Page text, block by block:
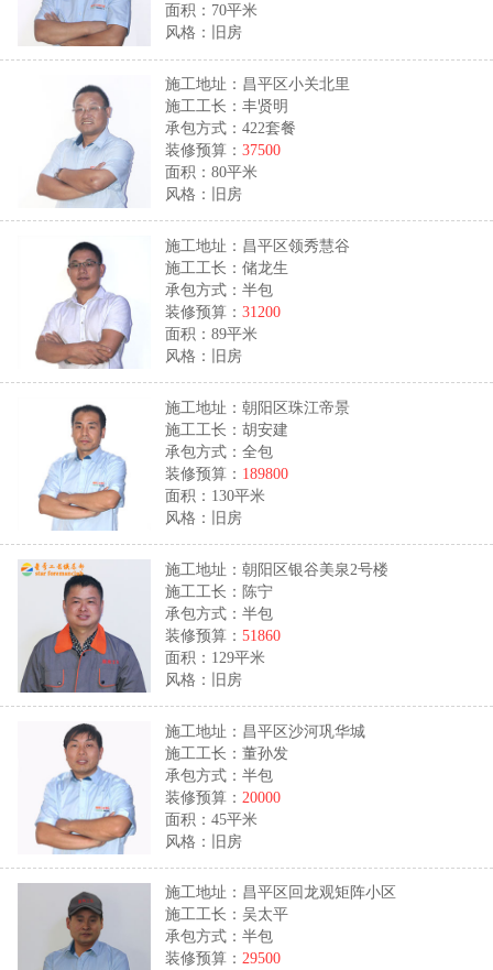
面积：70平米
风格：旧房
施工地址：昌平区小关北里
施工工长：丰贤明
承包方式：422套餐
装修预算：37500
面积：80平米
风格：旧房
施工地址：昌平区领秀慧谷
施工工长：储龙生
承包方式：半包
装修预算：31200
面积：89平米
风格：旧房
施工地址：朝阳区珠江帝景
施工工长：胡安建
承包方式：全包
装修预算： 189800
面积：130平米
风格：旧房
施工地址：朝阳区银谷美泉2号楼
施工工长：陈宁
承包方式：半包
装修预算：51860
面积：129平米
风格：旧房
施工地址：昌平区沙河巩华城
施工工长：董孙发
承包方式：半包
装修预算： 20000
面积：45平米
风格：旧房
施工地址：昌平区回龙观矩阵小区
施工工长：吴太平
承包方式：半包
装修预算：29500